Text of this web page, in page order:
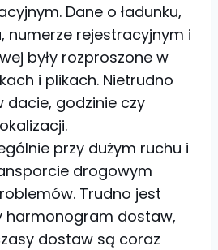
Dane o ładunku,
numerze rejestracyjnym i
były rozproszone w
i plikach. Nietrudno
dacie, godzinie czy
przy dużym ruchu i
drogowym
Trudno jest
harmonogram dostaw,
dostaw są coraz